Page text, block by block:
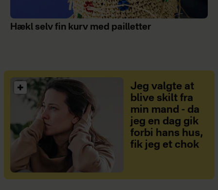
Hækl selv fin kurv med pailletter
Jeg valgte at
blive skilt fra
min mand - da
jeg en dag gik
forbi hans hus,
fik jeg et chok